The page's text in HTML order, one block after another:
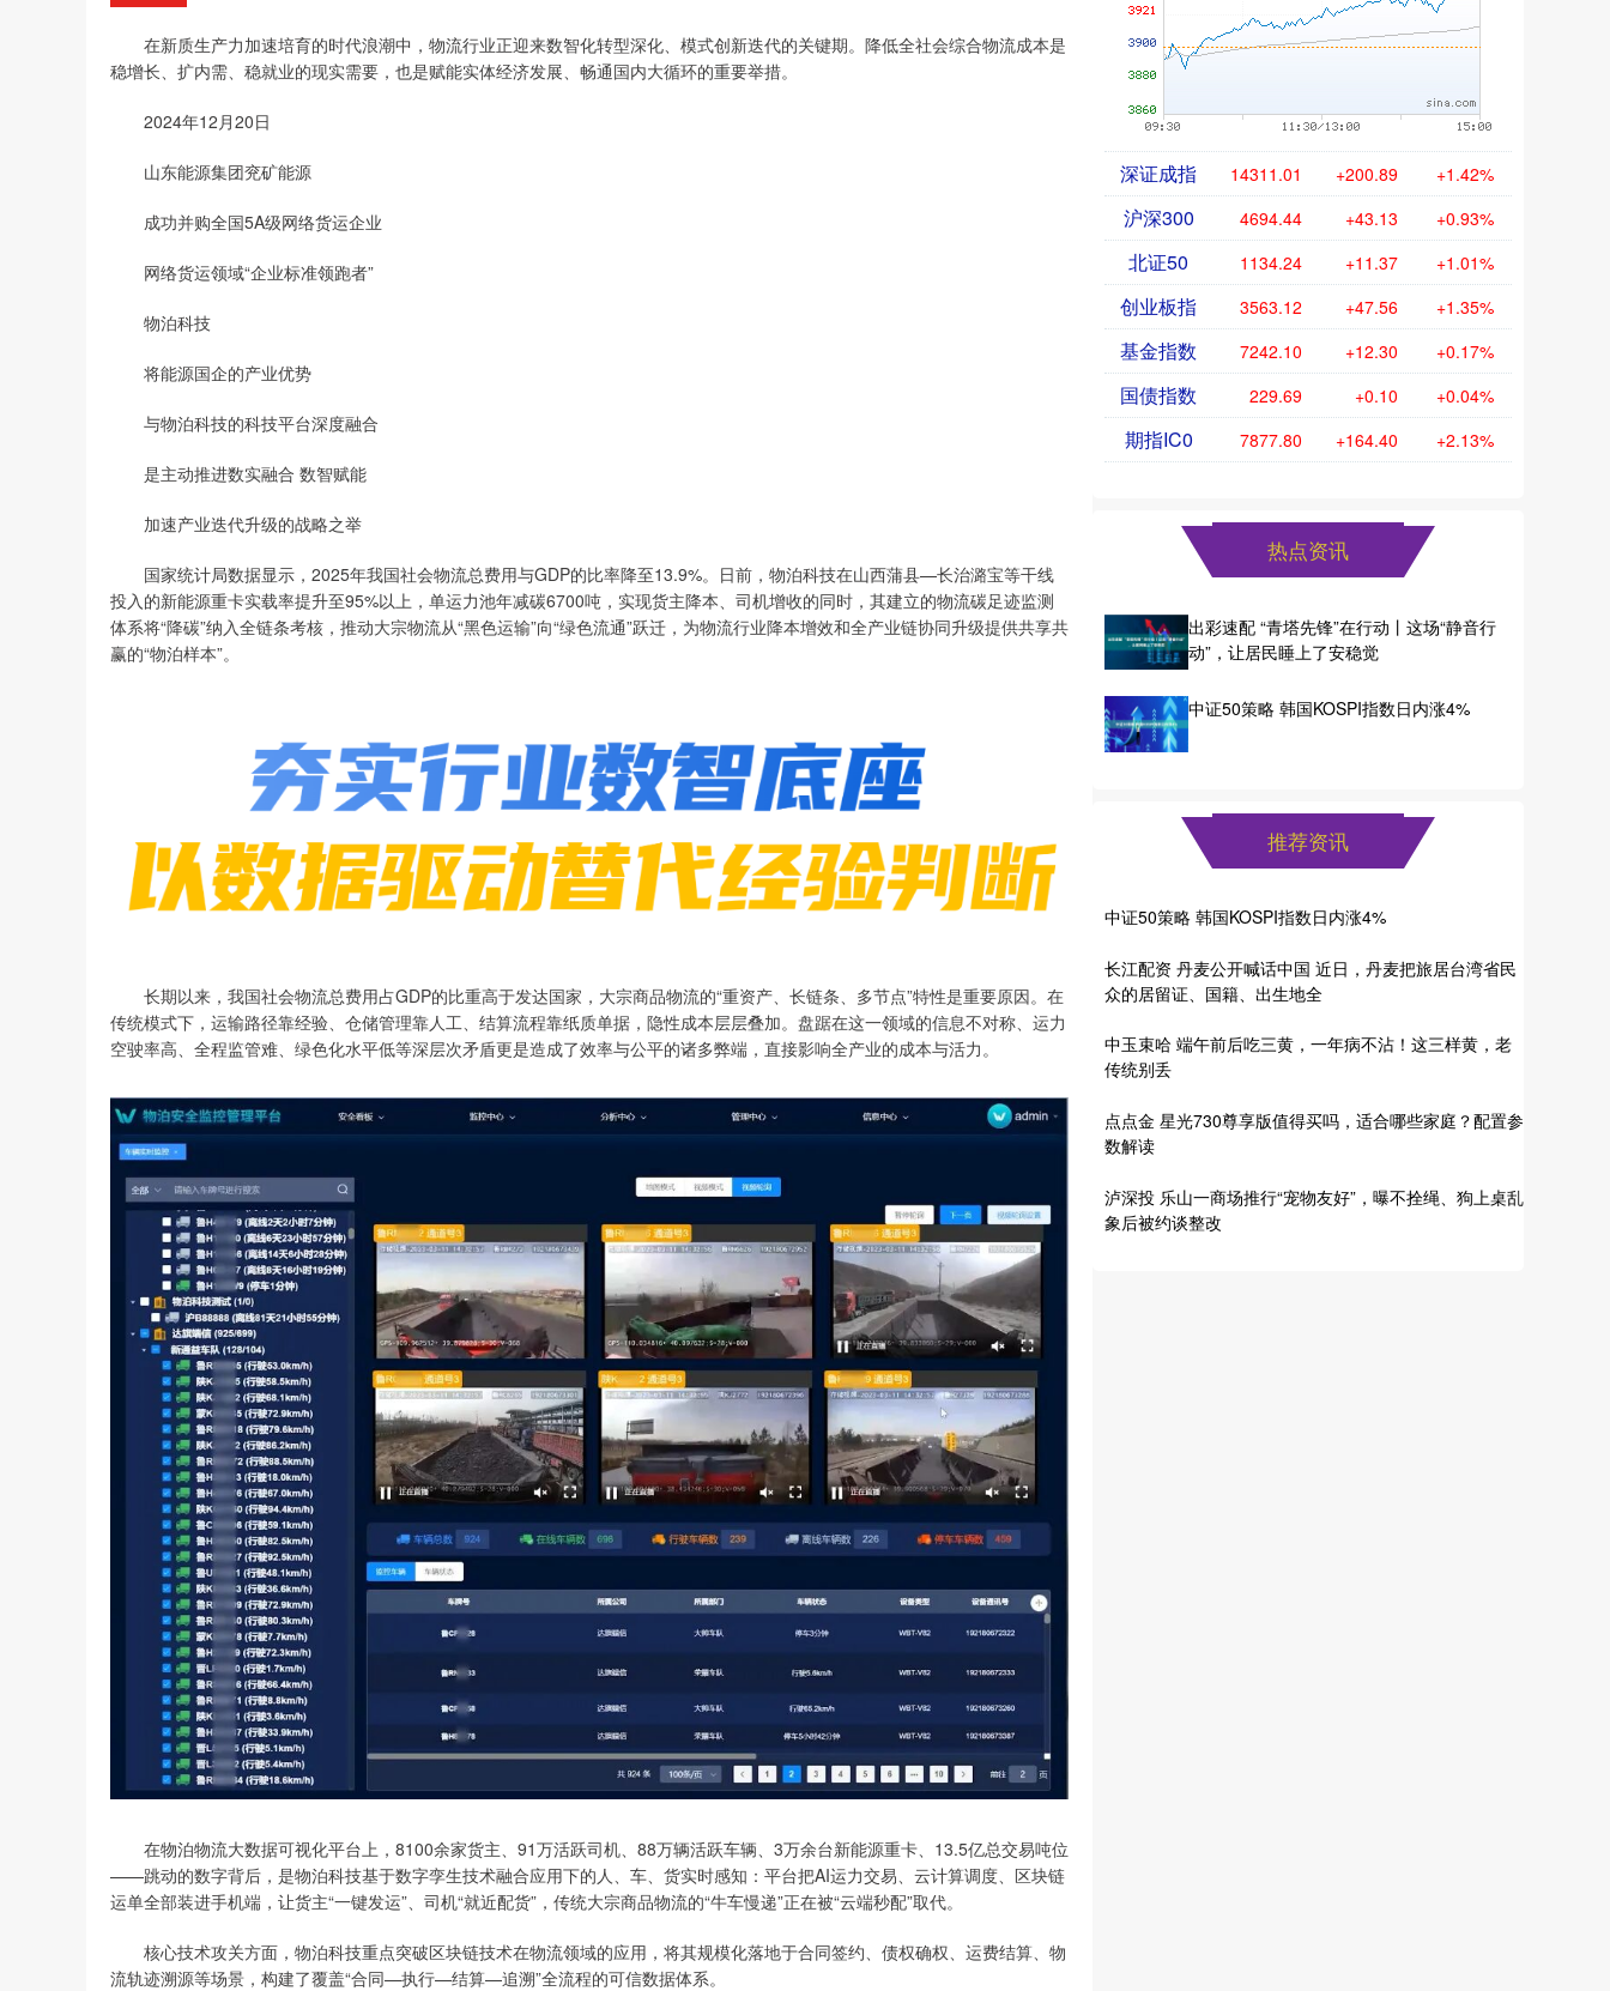
在新质生产力加速培育的时代浪潮中，物流行业正迎来数智化转型深化、模式创新迭代的关键期。降低全社会综合物流成本是
稳增长、扩内需、稳就业的现实需要，也是赋能实体经济发展、畅通国内大循环的重要举措。
2024年12月20日
山东能源集团兖矿能源
成功并购全国5A级网络货运企业
网络货运领域“企业标准领跑者”
物泊科技
将能源国企的产业优势
与物泊科技的科技平台深度融合
是主动推进数实融合 数智赋能
加速产业迭代升级的战略之举
国家统计局数据显示，2025年我国社会物流总费用与GDP的比率降至13.9%。日前，物泊科技在山西蒲县—长治潞宝等干线
投入的新能源重卡实载率提升至95%以上，单运力池年减碳6700吨，实现货主降本、司机增收的同时，其建立的物流碳足迹监测
体系将“降碳”纳入全链条考核，推动大宗物流从“黑色运输”向“绿色流通”跃迁，为物流行业降本增效和全产业链协同升级提供共享共
赢的“物泊样本”。
长期以来，我国社会物流总费用占GDP的比重高于发达国家，大宗商品物流的“重资产、长链条、多节点”特性是重要原因。在
传统模式下，运输路径靠经验、仓储管理靠人工、结算流程靠纸质单据，隐性成本层层叠加。盘踞在这一领域的信息不对称、运力
空驶率高、全程监管难、绿色化水平低等深层次矛盾更是造成了效率与公平的诸多弊端，直接影响全产业的成本与活力。
在物泊物流大数据可视化平台上，8100余家货主、91万活跃司机、88万辆活跃车辆、3万余台新能源重卡、13.5亿总交易吨位
——跳动的数字背后，是物泊科技基于数字孪生技术融合应用下的人、车、货实时感知：平台把AI运力交易、云计算调度、区块链
运单全部装进手机端，让货主“一键发运”、司机“就近配货”，传统大宗商品物流的“牛车慢递”正在被“云端秒配”取代。
核心技术攻关方面，物泊科技重点突破区块链技术在物流领域的应用，将其规模化落地于合同签约、债权确权、运费结算、物
流轨迹溯源等场景，构建了覆盖“合同—执行—结算—追溯”全流程的可信数据体系。
深证成指 14311.01 +200.89 +1.42%
沪深300 4694.44 +43.13 +0.93%
北证50 1134.24 +11.37 +1.01%
创业板指 3563.12 +47.56 +1.35%
基金指数 7242.10 +12.30 +0.17%
国债指数 229.69 +0.10 +0.04%
期指IC0 7877.80 +164.40 +2.13%
热点资讯
出彩速配 “青塔先锋”在行动丨这场“静音行
动”，让居民睡上了安稳觉
中证50策略 韩国KOSPI指数日内涨4%
推荐资讯
中证50策略 韩国KOSPI指数日内涨4%
长江配资 丹麦公开喊话中国 近日，丹麦把旅居台湾省民
众的居留证、国籍、出生地全
中玉束哈 端午前后吃三黄，一年病不沾！这三样黄，老
传统别丢
点点金 星光730尊享版值得买吗，适合哪些家庭？配置参
数解读
泸深投 乐山一商场推行“宠物友好”，曝不拴绳、狗上桌乱
象后被约谈整改